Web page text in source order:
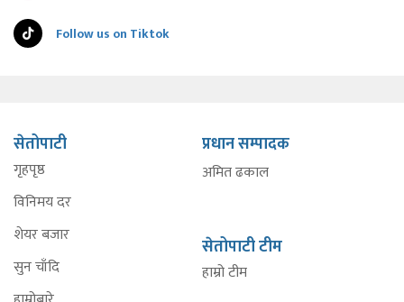
Follow us on Tiktok
सेतोपाटी
गृहपृष्ठ
विनिमय दर
शेयर बजार
सुन चाँदि
प्रधान सम्पादक
अमित ढकाल
सेतोपाटी टीम
हाम्रो टीम